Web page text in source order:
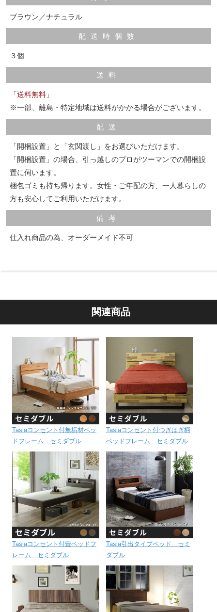
ブラウン／ナチュラル
配送時個数
３個
送料
「送料無料」
※一部、離島・特定地域は送料がかかる場合がございます。
配送
「開梱設置」と「玄関渡し」をお選びいただけます。
「開梱設置」の場合、引っ越しのプロがツーマンでの開梱設
置に伺います。
梱包ゴミも持ち帰ります。女性・ご年配の方、一人暮らしの
方も安心してご利用いただけます。
備考
仕入れ商品の為、オーダーメイド不可
関連商品
Tasiaコンセント付無垢材ベッ
ドフレーム セミダブル
Tasiaコンセント付つぎはぎ柄
ベッドフレーム セミダブル
Tasiaコンセント付畳ベッドフ
レーム セミダブル
Tasia引出タイプベッド セミ
ダブル